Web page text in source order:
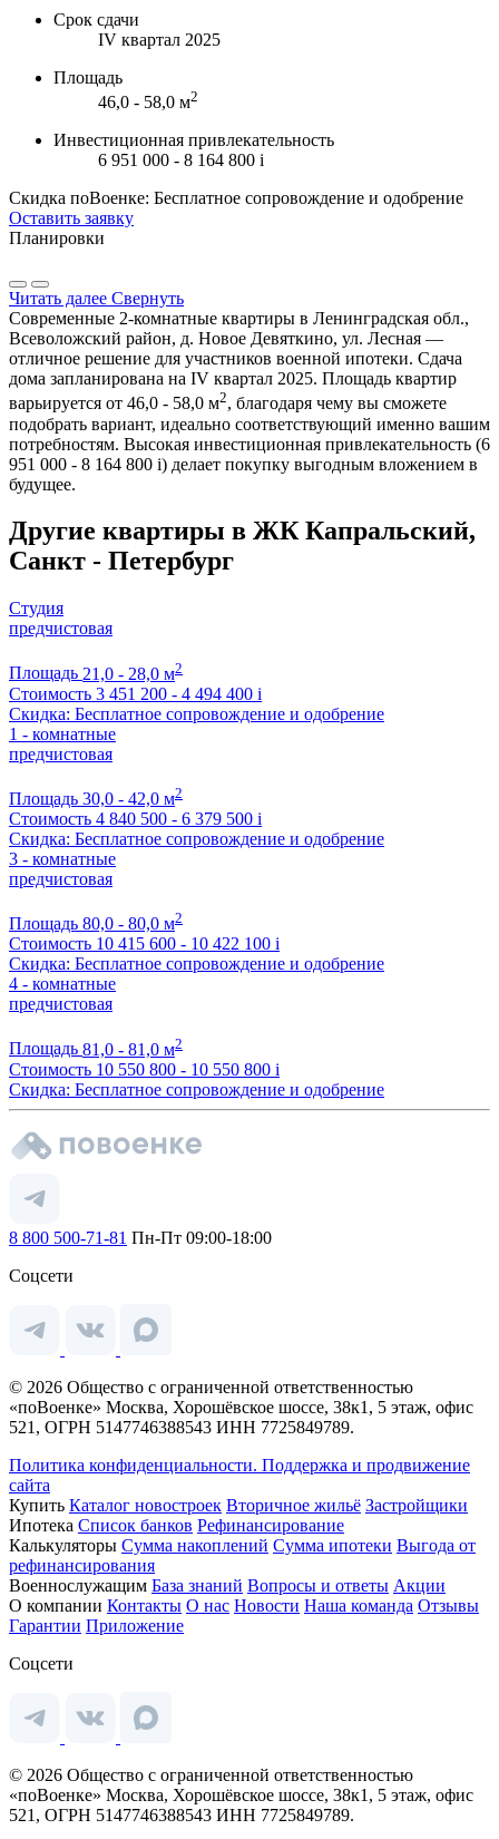
Срок сдачи
IV квартал 2025
Площадь
46,0 - 58,0 м2
Инвестиционная привлекательность
6 951 000 - 8 164 800 i
Скидка поВоенке: Бесплатное сопровождение и одобрение
Оставить заявку
Планировки
Читать далее Свернуть
Современные 2-комнатные квартиры в Ленинградская обл.,
Всеволожский район, д. Новое Девяткино, ул. Лесная —
отличное решение для участников военной ипотеки. Сдача
дома запланирована на IV квартал 2025. Площадь квартир
варьируется от 46,0 - 58,0 м2, благодаря чему вы сможете
подобрать вариант, идеально соответствующий именно вашим
потребностям. Высокая инвестиционная привлекательность (6
951 000 - 8 164 800 i) делает покупку выгодным вложением в
будущее.
Другие квартиры в ЖК Капральский,
Санкт - Петербург
Студия
предчистовая
Площадь 21,0 - 28,0 м2
Стоимость 3 451 200 - 4 494 400 i
Скидка: Бесплатное сопровождение и одобрение
1 - комнатные
предчистовая
Площадь 30,0 - 42,0 м2
Стоимость 4 840 500 - 6 379 500 i
Скидка: Бесплатное сопровождение и одобрение
3 - комнатные
предчистовая
Площадь 80,0 - 80,0 м2
Стоимость 10 415 600 - 10 422 100 i
Скидка: Бесплатное сопровождение и одобрение
4 - комнатные
предчистовая
Площадь 81,0 - 81,0 м2
Стоимость 10 550 800 - 10 550 800 i
Скидка: Бесплатное сопровождение и одобрение
8 800 500-71-81 Пн-Пт 09:00-18:00
Соцсети
© 2026 Общество с ограниченной ответственностью
«поВоенке» Москва, Хорошёвское шоссе, 38к1, 5 этаж, офис
521, ОГРН 5147746388543 ИНН 7725849789.
Политика конфиденциальности. Поддержка и продвижение
сайта
Купить Каталог новостроек Вторичное жильё Застройщики
Ипотека Список банков Рефинансирование
Калькуляторы Сумма накоплений Сумма ипотеки Выгода от
рефинансирования
Военнослужащим База знаний Вопросы и ответы Акции
О компании Контакты О нас Новости Наша команда Отзывы
Гарантии Приложение
Соцсети
© 2026 Общество с ограниченной ответственностью
«поВоенке» Москва, Хорошёвское шоссе, 38к1, 5 этаж, офис
521, ОГРН 5147746388543 ИНН 7725849789.